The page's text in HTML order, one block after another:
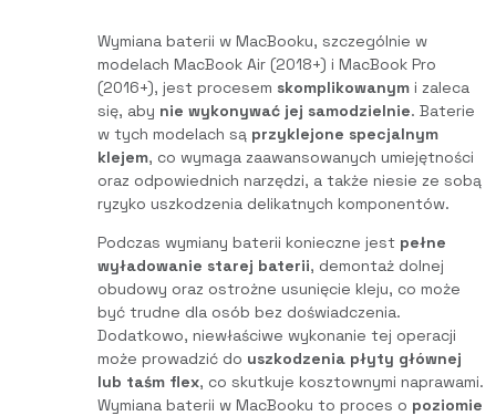
Wymiana baterii w MacBooku, szczególnie w
modelach MacBook Air (2018+) i MacBook Pro
(2016+), jest procesem skomplikowanym i zaleca
się, aby nie wykonywać jej samodzielnie. Baterie
w tych modelach są przyklejone specjalnym
klejem, co wymaga zaawansowanych umiejętności
oraz odpowiednich narzędzi, a także niesie ze sobą
ryzyko uszkodzenia delikatnych komponentów.
Podczas wymiany baterii konieczne jest pełne
wyładowanie starej baterii, demontaż dolnej
obudowy oraz ostrożne usunięcie kleju, co może
być trudne dla osób bez doświadczenia.
Dodatkowo, niewłaściwe wykonanie tej operacji
może prowadzić do uszkodzenia płyty głównej
lub taśm flex, co skutkuje kosztownymi naprawami.
Wymiana baterii w MacBooku to proces o poziomie